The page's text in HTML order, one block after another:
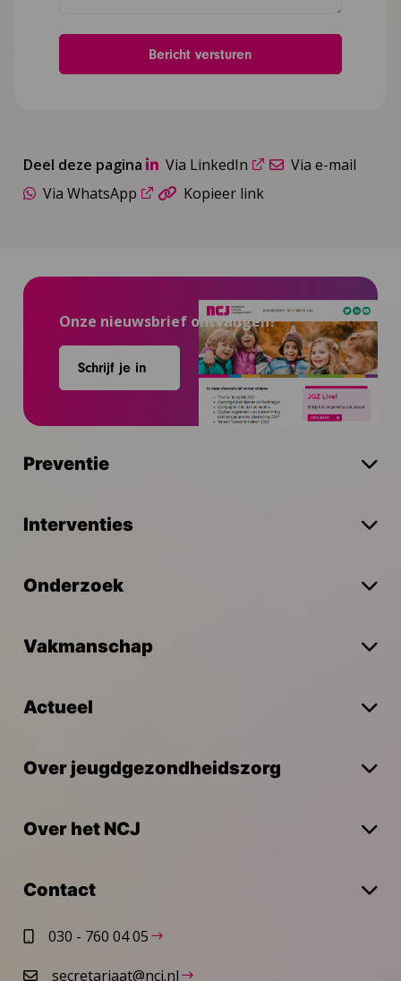
Deel deze pagina Via LinkedIn
Via e-mail
Via WhatsApp
Kopieer link
Onze nieuwsbrief ontvangen?
Schrijf je in
Preventie
Interventies
Onderzoek
Vakmanschap
Actueel
Over jeugdgezondheidszorg
Over het NCJ
Contact
030 - 760 04 05
secretariaat@ncj.nl